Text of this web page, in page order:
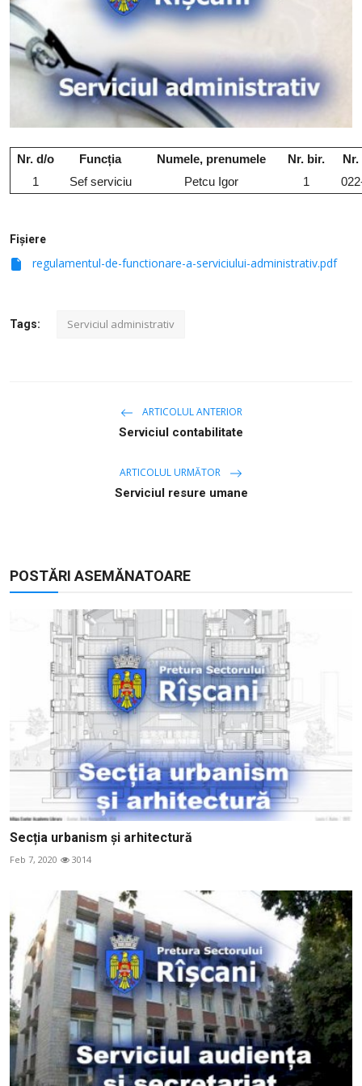
SERVICII
Sectorul Rîșcani
Căutați pe Internet
Nr. d/o Funcția Numele, prenumele Nr. bir.
1
Sef serviciu Petcu Igor 1
Fișiere
regulamentul-de-functionare-a-serviciului-administrativ.pdf
Tags: Serviciul administrativ
ARTICOLUL ANTERIOR
Serviciul contabilitate
ARTICOLUL URMĂTOR
Serviciul resure umane
POSTĂRI ASEMĂNATOARE
Secția urbanism și arhitectură
Feb 7, 2020 3014